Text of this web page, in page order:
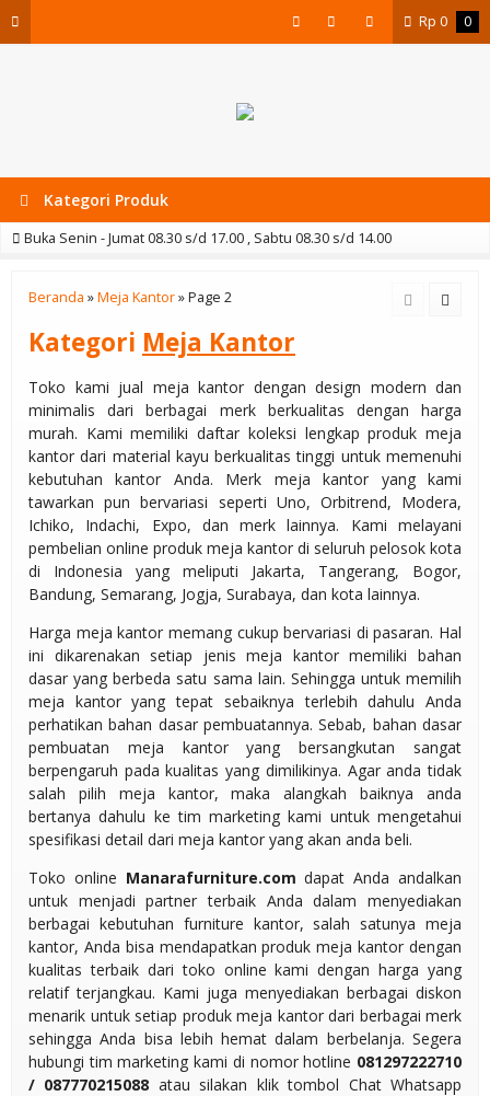
Rp 0 0
Kategori Produk
Buka Senin - Jumat 08.30 s/d 17.00 , Sabtu 08.30 s/d 14.00
Beranda »Meja Kantor»Page 2
Kategori Meja Kantor
Toko kami jual meja kantor dengan design modern dan
minimalis dari berbagai merk berkualitas dengan harga
murah. Kami memiliki daftar koleksi lengkap produk meja
kantor dari material kayu berkualitas tinggi untuk memenuhi
kebutuhan kantor Anda. Merk meja kantor yang kami
tawarkan pun bervariasi seperti Uno, Orbitrend, Modera,
Ichiko, Indachi, Expo, dan merk lainnya. Kami melayani
pembelian online produk meja kantor di seluruh pelosok kota
di Indonesia yang meliputi Jakarta, Tangerang, Bogor,
Bandung, Semarang, Jogja, Surabaya, dan kota lainnya.
Harga meja kantor memang cukup bervariasi di pasaran. Hal
ini dikarenakan setiap jenis meja kantor memiliki bahan
dasar yang berbeda satu sama lain. Sehingga untuk memilih
meja kantor yang tepat sebaiknya terlebih dahulu Anda
perhatikan bahan dasar pembuatannya. Sebab, bahan dasar
pembuatan meja kantor yang bersangkutan sangat
berpengaruh pada kualitas yang dimilikinya. Agar anda tidak
salah pilih meja kantor, maka alangkah baiknya anda
bertanya dahulu ke tim marketing kami untuk mengetahui
spesifikasi detail dari meja kantor yang akan anda beli.
Toko online Manarafurniture.com dapat Anda andalkan
untuk menjadi partner terbaik Anda dalam menyediakan
berbagai kebutuhan furniture kantor, salah satunya meja
kantor, Anda bisa mendapatkan produk meja kantor dengan
kualitas terbaik dari toko online kami dengan harga yang
relatif terjangkau. Kami juga menyediakan berbagai diskon
menarik untuk setiap produk meja kantor dari berbagai merk
sehingga Anda bisa lebih hemat dalam berbelanja. Segera
hubungi tim marketing kami di nomor hotline 081297222710
/ 087770215088 atau silakan klik tombol Chat Whatsapp